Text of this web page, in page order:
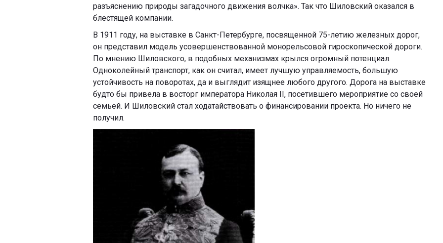
разъяснению природы загадочного движения волчка». Так что Шиловский оказался в
блестящей компании.
В 1911 году, на выставке в Санкт-Петербурге, посвященной 75-летию железных дорог,
он представил модель усовершенствованной монорельсовой гироскопической дороги.
По мнению Шиловского, в подобных механизмах крылся огромный потенциал.
Одноколейный транспорт, как он считал, имеет лучшую управляемость, большую
устойчивость на поворотах, да и выглядит изящнее любого другого. Дорога на выставке
будто бы привела в восторг императора Николая II, посетившего мероприятие со своей
семьей. И Шиловский стал ходатайствовать о финансировании проекта. Но ничего не
получил.